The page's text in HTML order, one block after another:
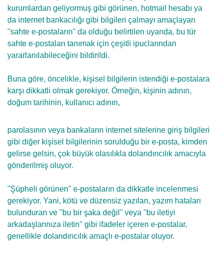
kurumlardan geliyormuş gibi görünen, hotmail hesabı ya
da internet bankacılığı gibi bilgileri çalmayı amaçlayan
''sahte e-postaların'' da olduğu belirtilen uyarıda, bu tür
sahte e-postaları tanımak için çeşitli ipuclarından
yararlanılabileceğini bildirildi.
Buna göre, öncelikle, kişisel bilgilerin istendiği e-postalara
karşı dikkatli olmak gerekiyor. Örneğin, kişinin adının,
doğum tarihinin, kullanıcı adının,
parolasının veya bankaların internet sitelerine giriş bilgileri
gibi diğer kişisel bilgilerinin sorulduğu bir e-posta, kimden
gelirse gelsin, çok büyük olasılıkla dolandırıcılık amacıyla
gönderilmiş oluyor.
''Şüpheli görünen'' e-postaların da dikkatle incelenmesi
gerekiyor. Yani, kötü ve düzensiz yazılan, yazım hataları
bulunduran ve ''bu bir şaka değil'' veya ''bu iletiyi
arkadaşlarınıza iletin'' gibi ifadeler içeren e-postalar,
genellikle dolandırıcılık amaçlı e-postalar oluyor.